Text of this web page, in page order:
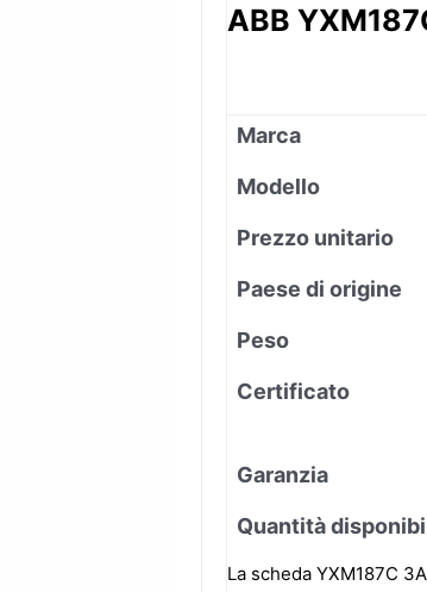
ABB
Marca
Modello
Prezzo unitario
Paese di origine
Peso
Certificato
Garanzia
Quantità
La scheda YXM187C